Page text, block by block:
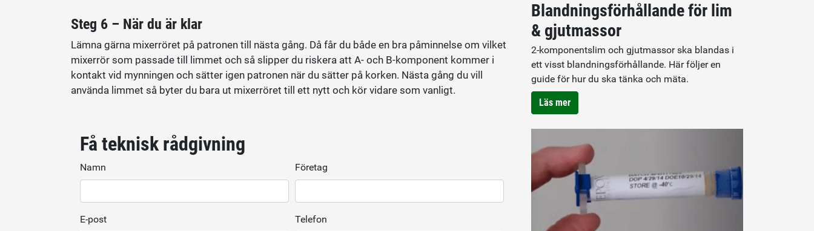
Steg 6 – När du är klar
Lämna gärna mixerröret på patronen till nästa gång. Då får du både en bra påminnelse om vilket
mixerrör som passade till limmet och så slipper du riskera att A- och B-komponent kommer i
kontakt vid mynningen och sätter igen patronen när du sätter på korken. Nästa gång du vill
använda limmet så byter du bara ut mixerröret till ett nytt och kör vidare som vanligt.
Få teknisk rådgivning
Namn Företag
E-post Telefon
Blandningsförhållande för lim
& gjutmassor
2-komponentslim och gjutmassor ska blandas i
ett visst blandningsförhållande. Här följer en
guide för hur du ska tänka och mäta.
Läs mer